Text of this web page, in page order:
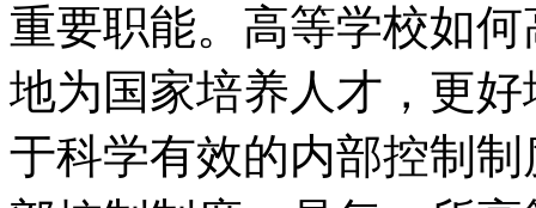
重要职能。高等学校如
地为国家培养人才，更
于科学有效的内部控制